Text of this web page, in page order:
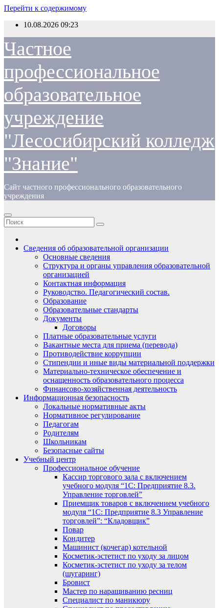
Перейти к содержимому
10.08.2026 09:23
Частное
профессиональное
образовательное
учреждение
"Лесосибирский колледж
"Знание"
Сайт частного профессионального образовательного
учреждения
Сведения об образовательной организации
Основные сведения
Структура и органы управления образовательной
организацией
Контактная информация
Руководство. Педагогический состав.
Образование
Образовательные стандарты
Документы
Договоры
Платные образовательные услуги
Вакантные места для приема (перевода)
Противодействие коррупции
Стипендии и иные виды материальной поддержки
Материально-техническое обеспечение и
оснащенность образовательного процесса
Финансово-хозяйственная деятельность
Информационная безопасность
Локальные нормативные акты
Нормативное регулирование
Педагогам
Родителям
Школьникам
Безопасные сайты
Учебный центр
Профессиональное обучение
Кассир торгового зала с включением
учебного модуля “1С: Предприятие 8.3.
Управление торговлей”
Приемщик товаров с включением учебного
модуля “1С: Предприятие 8.3 Управление
торговлей”: “Кладовщик”
Повар
Кондитер
Машинист (кочегар) котельной
Косметик-эстетист по уходу за лицом
Косметик-эстетист по уходу за телом
(шугаринг)
Бровист
Мастер по наращиванию ресниц
Специалист по маникюру